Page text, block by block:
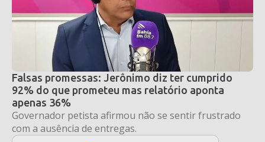
Falsas promessas: Jerônimo diz ter cumprido
92% do que prometeu mas relatório aponta
apenas 36%
Governador petista afirmou não se sentir frustrado
com a ausência de entregas.